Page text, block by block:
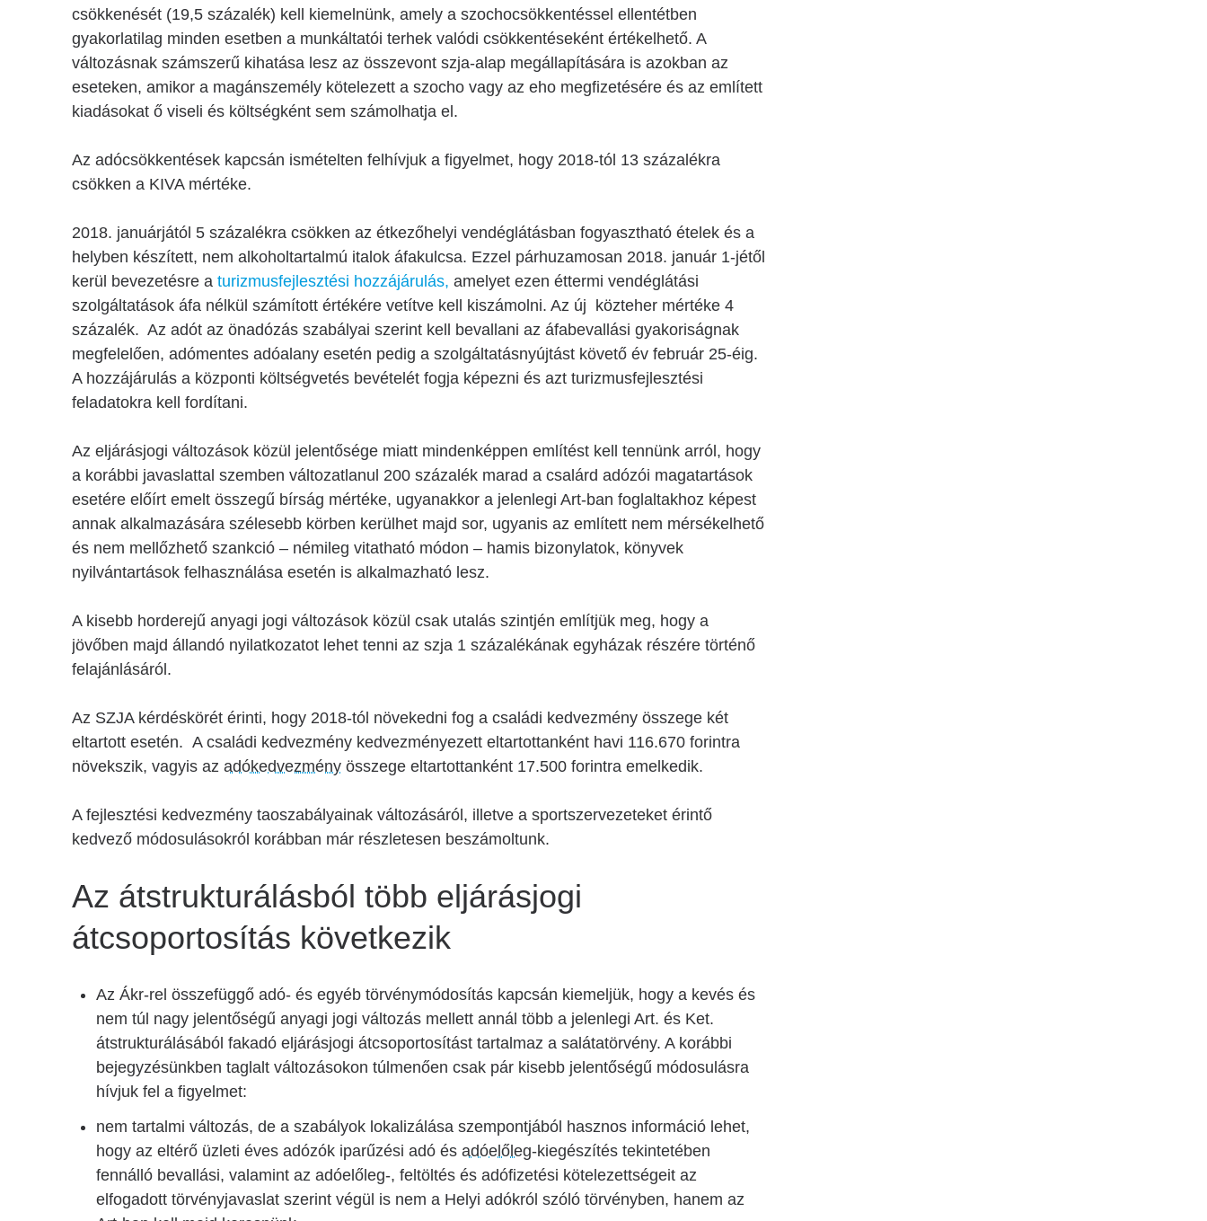
csökkenését (19,5 százalék) kell kiemelnünk, amely a szochocsökkentéssel ellentétben
gyakorlatilag minden esetben a munkáltatói terhek valódi csökkentéseként értékelhető. A
változásnak számszerű kihatása lesz az összevont szja-alap megállapítására is azokban az
eseteken, amikor a magánszemély kötelezett a szocho vagy az eho megfizetésére és az említett
kiadásokat ő viseli és költségként sem számolhatja el.
Az adócsökkentések kapcsán ismételten felhívjuk a figyelmet, hogy 2018-tól 13 százalékra
csökken a KIVA mértéke.
2018. januárjától 5 százalékra csökken az étkezőhelyi vendéglátásban fogyasztható ételek és a
helyben készített, nem alkoholtartalmú italok áfakulcsa. Ezzel párhuzamosan 2018. január 1-jétől
kerül bevezetésre a turizmusfejlesztési hozzájárulás, amelyet ezen éttermi vendéglátási
szolgáltatások áfa nélkül számított értékére vetítve kell kiszámolni. Az új közteher mértéke 4
százalék. Az adót az önadózás szabályai szerint kell bevallani az áfabevallási gyakoriságnak
megfelelően, adómentes adóalany esetén pedig a szolgáltatásnyújtást követő év február 25-éig.
A hozzájárulás a központi költségvetés bevételét fogja képezni és azt turizmusfejlesztési
feladatokra kell fordítani.
Az eljárásjogi változások közül jelentősége miatt mindenképpen említést kell tennünk arról, hogy
a korábbi javaslattal szemben változatlanul 200 százalék marad a csalárd adózói magatartások
esetére előírt emelt összegű bírság mértéke, ugyanakkor a jelenlegi Art-ban foglaltakhoz képest
annak alkalmazására szélesebb körben kerülhet majd sor, ugyanis az említett nem mérsékelhető
és nem mellőzhető szankció – némileg vitatható módon – hamis bizonylatok, könyvek
nyilvántartások felhasználása esetén is alkalmazható lesz.
A kisebb horderejű anyagi jogi változások közül csak utalás szintjén említjük meg, hogy a
jövőben majd állandó nyilatkozatot lehet tenni az szja 1 százalékának egyházak részére történő
felajánlásáról.
Az SZJA kérdéskörét érinti, hogy 2018-tól növekedni fog a családi kedvezmény összege két
eltartott esetén. A családi kedvezmény kedvezményezett eltartottanként havi 116.670 forintra
növekszik, vagyis az adókedvezmény összege eltartottanként 17.500 forintra emelkedik.
A fejlesztési kedvezmény taoszabályainak változásáról, illetve a sportszervezeteket érintő
kedvező módosulásokról korábban már részletesen beszámoltunk.
Az átstrukturálásból több eljárásjogi
átcsoportosítás következik
Az Ákr-rel összefüggő adó- és egyéb törvénymódosítás kapcsán kiemeljük, hogy a kevés és
nem túl nagy jelentőségű anyagi jogi változás mellett annál több a jelenlegi Art. és Ket.
átstrukturálásából fakadó eljárásjogi átcsoportosítást tartalmaz a salátatörvény. A korábbi
bejegyzésünkben taglalt változásokon túlmenően csak pár kisebb jelentőségű módosulásra
hívjuk fel a figyelmet:
nem tartalmi változás, de a szabályok lokalizálása szempontjából hasznos információ lehet,
hogy az eltérő üzleti éves adózók iparűzési adó és adóelőleg-kiegészítés tekintetében
fennálló bevallási, valamint az adóelőleg-, feltöltés és adófizetési kötelezettségeit az
elfogadott törvényjavaslat szerint végül is nem a Helyi adókról szóló törvényben, hanem az